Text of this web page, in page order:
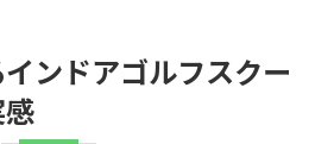
ンドアゴルフスクー